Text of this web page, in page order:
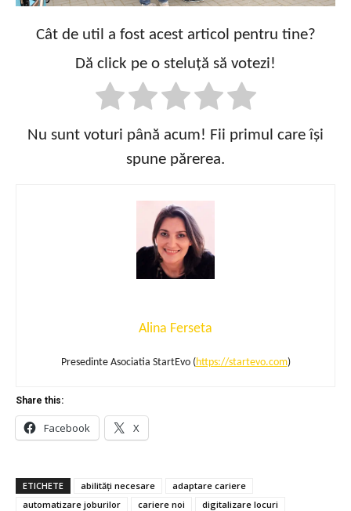
Cât de util a fost acest articol pentru tine?
Dă click pe o steluță să votezi!
Nu sunt voturi până acum! Fii primul care își
spune părerea.
Alina Ferseta
Presedinte Asociatia StartEvo ( https://startevo.com)
Share this:
Facebook X
ETICHETE abilități necesare
adaptare cariere
automatizare joburilor
cariere noi
digitalizare locuri